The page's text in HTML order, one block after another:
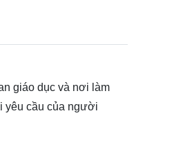
giáo dục và nơi làm
yêu cầu của người